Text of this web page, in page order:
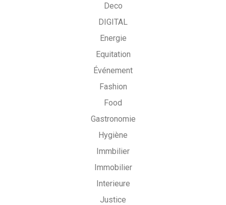
Deco
DIGITAL
Energie
Equitation
Événement
Fashion
Food
Gastronomie
Hygiène
Immbilier
Immobilier
Interieure
Justice